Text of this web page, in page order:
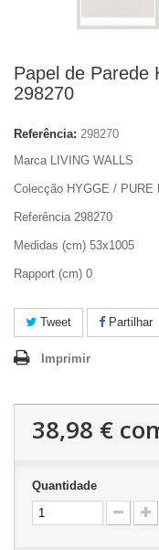
Papel de Parede
298270
Referência: 298270
Marca LIVING WALLS
Colecção HYGGE / PURE
Referência 298270
Medidas (cm) 53x1005
Rapport (cm) 0
Tweet Partilhar
Imprimir
38,98 €
Quantidade